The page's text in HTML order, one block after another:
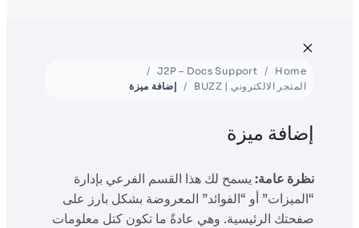
Home
J2P – Docs Support
المتجر الالكتروني | BUZZ
إضافة ميزة
إضافة ميزة
نظرة عامة: يسمح لك هذا القسم الفرعي بإدارة
“الميزات” أو “الفوائد” المعروضة بشكل بارز على
صفحتك الرئيسية. وهي عادةً ما تكون كتل معلومات